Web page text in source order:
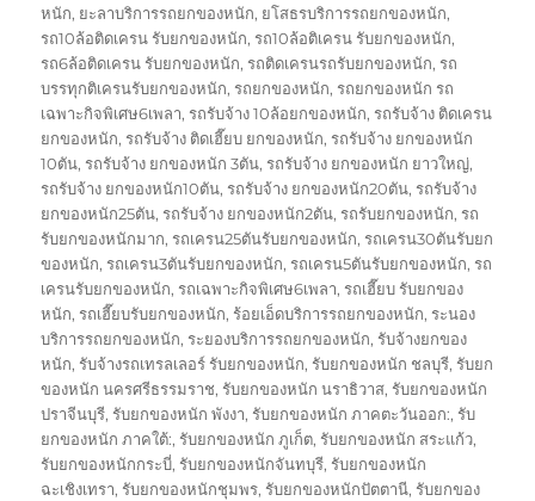
หนัก, ยะลาบริการรถยกของหนัก, ยโสธรบริการรถยกของหนัก,
รถ10ล้อติดเครน รับยกของหนัก,รถ10ล้อติเครน รับยกของหนัก,
รถ6ล้อติดเครน รับยกของหนัก,รถติดเครนรถรับยกของหนัก,รถ
บรรทุกติเครนรับยกของหนัก,รถยกของหนัก,รถยกของหนัก รถ
เฉพาะกิจพิเศษ6เพลา,รถรับจ้าง 10ล้อยกของหนัก,รถรับจ้าง ติดเครน
ยกของหนัก,รถรับจ้าง ติดเฮี๊ยบ ยกของหนัก,รถรับจ้าง ยกของหนัก
10ตัน,รถรับจ้าง ยกของหนัก 3ตัน,รถรับจ้าง ยกของหนัก ยาวใหญ่,
รถรับจ้าง ยกของหนัก10ตัน,รถรับจ้าง ยกของหนัก20ตัน,รถรับจ้าง
ยกของหนัก25ตัน,รถรับจ้าง ยกของหนัก2ตัน,รถรับยกของหนัก,รถ
รับยกของหนักมาก,รถเครน25ตันรับยกของหนัก,รถเครน30ตันรับยก
ของหนัก,รถเครน3ตันรับยกของหนัก,รถเครน5ตันรับยกของหนัก,รถ
เครนรับยกของหนัก,รถเฉพาะกิจพิเศษ6เพลา,รถเฮี๊ยบ รับยกของ
หนัก,รถเฮี๊ยบรับยกของหนัก,ร้อยเอ็ดบริการรถยกของหนัก,ระนอง
บริการรถยกของหนัก,ระยองบริการรถยกของหนัก,รับจ้างยกของ
หนัก,รับจ้างรถเทรลเลอร์ รับยกของหนัก,รับยกของหนัก ชลบุรี,รับยก
ของหนัก นครศรีธรรมราช,รับยกของหนัก นราธิวาส,รับยกของหนัก
ปราจีนบุรี,รับยกของหนัก พังงา,รับยกของหนัก ภาคตะวันออก:,รับ
ยกของหนัก ภาคใต้:,รับยกของหนัก ภูเก็ต,รับยกของหนัก สระแก้ว,
รับยกของหนักกระบี่,รับยกของหนักจันทบุรี,รับยกของหนัก
ฉะเชิงเทรา,รับยกของหนักชุมพร,รับยกของหนักปัตตานี,รับยกของ